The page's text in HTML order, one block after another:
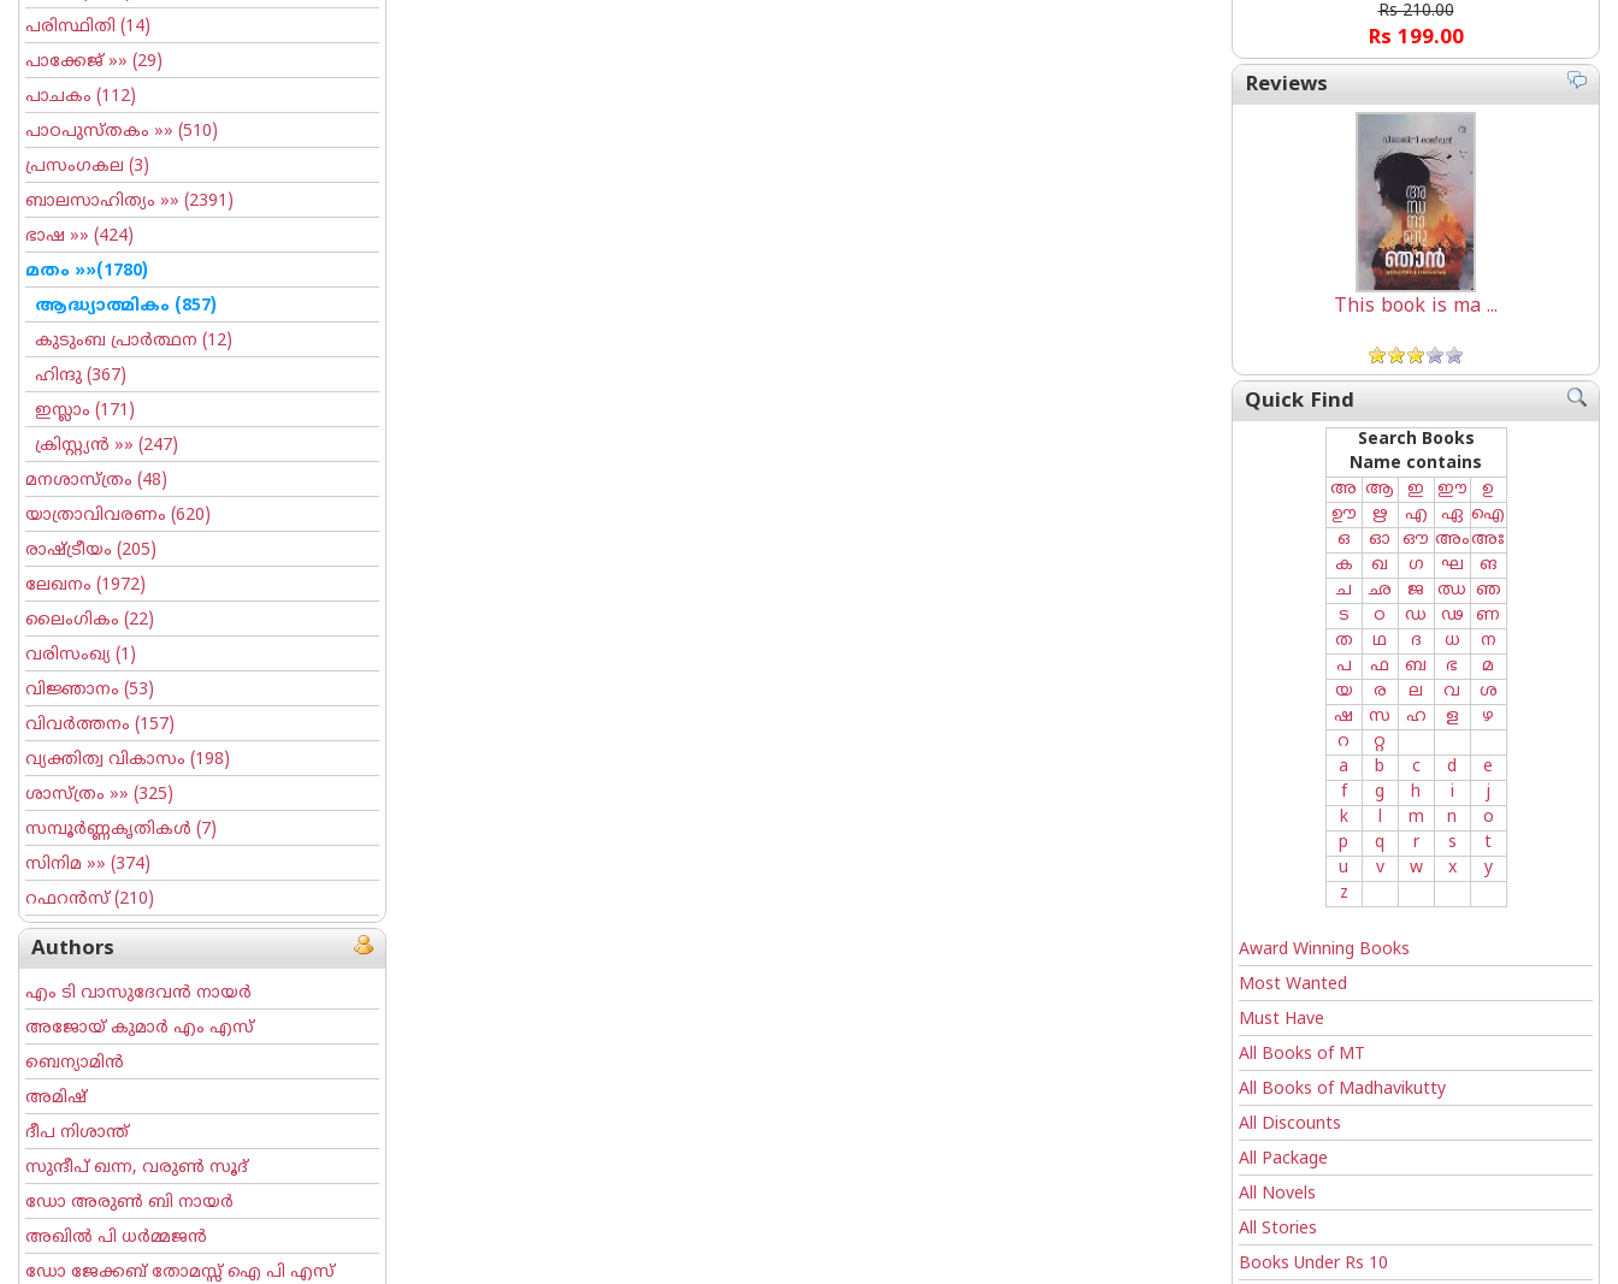
പരിസ്ഥിതി (14)
പാക്കേജ് »» (29)
പാചകം (112)
പാഠപുസ്തകം »» (510)
പ്രസംഗകല (3)
ബാലസാഹിത്യം »» (2391)
ഭാഷ »» (424)
മതം »»(1780)
ആദ്ധ്യാത്മികം (857)
കുടുംബ പ്രാര്‍ത്ഥന (12)
ഹിന്ദു (367)
ഇസ്ലാം (171)
ക്രിസ്റ്റ്യന്‍ »» (247)
മനശാസ്ത്രം (48)
യാത്രാവിവരണം (620)
രാഷ്ട്രീയം (205)
ലേഖനം (1972)
ലൈംഗികം (22)
വരിസംഖ്യ (1)
വിജ്ഞാനം (53)
വിവര്‍ത്തനം (157)
വ്യക്തിത്വ വികാസം (198)
ശാസ്ത്രം »» (325)
സമ്പൂര്‍ണ്ണകൃതികള്‍ (7)
സിനിമ »» (374)
റഫറന്‍സ്(210)
Authors
എം ടി വാസുദേവന്‍ നായര്‍
അജോയ് കുമാര്‍ എം എസ്
ബെന്യാമിന്‍
അമിഷ്
ദീപ നിശാന്ത്
സുന്ദീപ് ഖന്ന, വരുൺ സൂദ്
ഡോ അരുണ്‍ ബി നായര്‍
അഖില്‍ പി ധര്‍മ്മജന്‍
ഡോ ജേക്കബ് തോമസ്സ് ഐ പി എസ്
Rs 210.00
Rs 199.00
Reviews
This book is ma ...
Quick Find
Search Books
Name contains
അ ആ ഇ ഈ
ഉ
ഊ
ഋ എ ഏ ഐ
ഒ
ഓ ഔ അംഅഃ
ക
ഖ ഗ ഘ
ങ
ച
ഛ ജ ഝ ഞ
ട
ഠ ഡ ഢ
ണ
ത
ഥ ദ ധ
ന
പ
ഫ ബ ഭ
മ
യ
ര ല വ
ശ
ഷ
സ ഹ ള
ഴ
റ
റ്റ
a
b c d
e
f
g h i
j
k
l m n
o
p
q r s
t
u
v w x
y
z
Award Winning Books
Most Wanted
Must Have
All Books of MT
All Books of Madhavikutty
All Discounts
All Package
All Novels
All Stories
Books Under Rs 10